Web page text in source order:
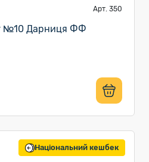
Арт. 350
№10 Дарниця ФФ
Національний кешбек